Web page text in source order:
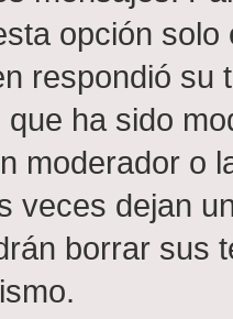
opción
respondió su
ha sido
moderador o
veces dejan
borrar sus